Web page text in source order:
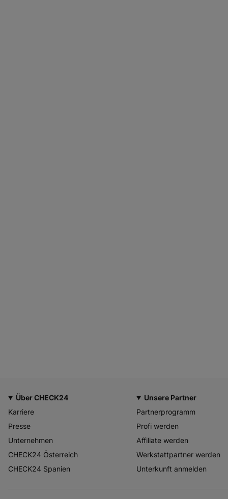
Über CHECK24
Karriere
Presse
Unternehmen
CHECK24 Österreich
CHECK24 Spanien
Unsere Partner
Partnerprogramm
Profi werden
Affiliate werden
Werkstattpartner werden
Unterkunft anmelden